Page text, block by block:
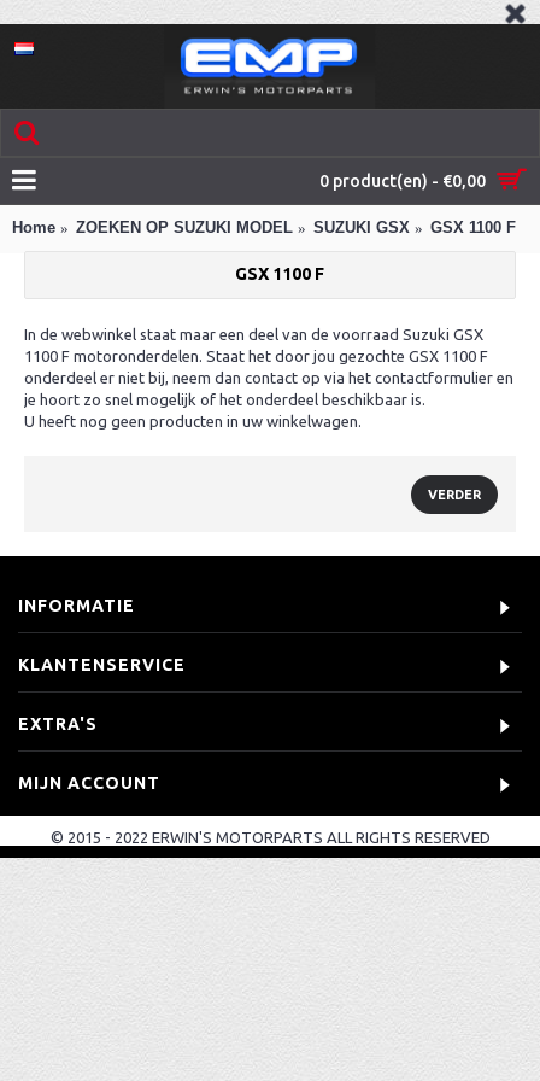
0 product(en) - €0,00
Home ZOEKEN OP SUZUKI MODEL SUZUKI GSX GSX 1100 F
GSX 1100 F
In de webwinkel staat maar een deel van de voorraad Suzuki GSX
1100 F motoronderdelen. Staat het door jou gezochte GSX 1100 F
onderdeel er niet bij, neem dan contact op via het contactformulier en
je hoort zo snel mogelijk of het onderdeel beschikbaar is.
U heeft nog geen producten in uw winkelwagen.
VERDER
INFORMATIE
KLANTENSERVICE
EXTRA'S
MIJN ACCOUNT
© 2015 - 2022 ERWIN'S MOTORPARTS ALL RIGHTS RESERVED